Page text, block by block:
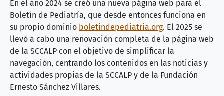
En el año 2024 se creó una nueva página web para el
Boletín de Pediatría, que desde entonces funciona en
su propio dominio boletindepediatria.org. El 2025 se
llevó a cabo una renovación completa de la página web
de la SCCALP con el objetivo de simplificar la
navegación, centrando los contenidos en las noticias y
actividades propias de la SCCALP y de la Fundación
Ernesto Sánchez Villares.